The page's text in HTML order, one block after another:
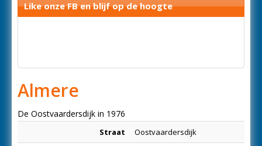
Like onze FB en blijf op de hoogte
Almere
De Oostvaardersdijk in 1976
Straat Oostvaardersdijk